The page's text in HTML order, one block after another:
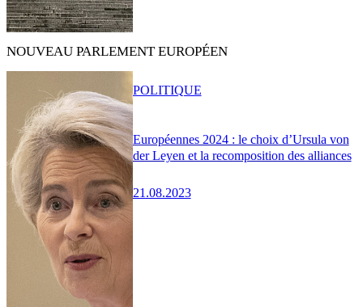
NOUVEAU PARLEMENT EUROPÉEN
Européennes 2024 : le choix d’Ursula von
der Leyen et la recomposition des alliances
21.08.2023
POLITIQUE